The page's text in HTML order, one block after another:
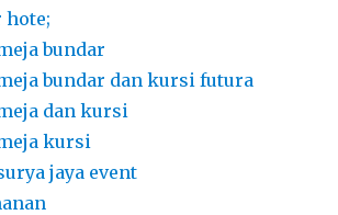
hote;
bundar
bundar dan kursi futura
dan kursi
kursi
jaya event